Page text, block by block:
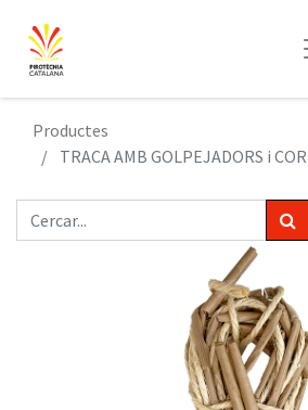
Productes
TRACA AMB GOLPEJADORS i